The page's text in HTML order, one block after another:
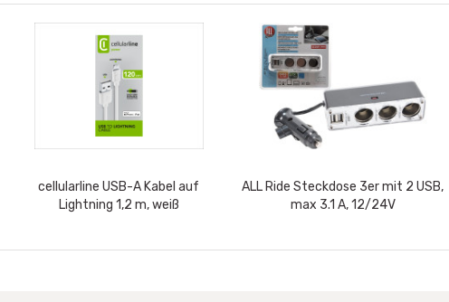
cellularline USB-A Kabel auf
Lightning 1,2 m, weiß
ALL Ride Steckdose 3er mit 2 USB,
max 3.1 A, 12/24V